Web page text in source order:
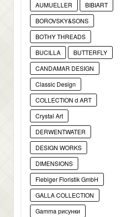
AUMUELLER
BIBIART
BOROVSKY&SONS
BOTHY THREADS
BUCILLA
BUTTERFLY
CANDAMAR DESIGN
Classic Design
COLLECTION d ART
Crystal Art
DERWENTWATER
DESIGN WORKS
DIMENSIONS
Fiebiger Floristik GmbH
GALLA COLLECTION
Gamma рисунки